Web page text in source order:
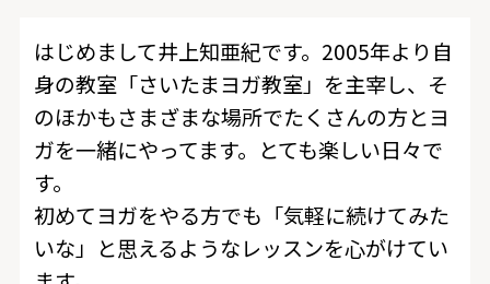
はじめまして井上知亜紀です。2005年より自
身の教室「さいたまヨガ教室」を主宰し、そ
のほかもさまざまな場所でたくさんの方とヨ
ガを一緒にやってます。とても楽しい日々で
す。
初めてヨガをやる方でも「気軽に続けてみた
いな」と思えるようなレッスンを心がけてい